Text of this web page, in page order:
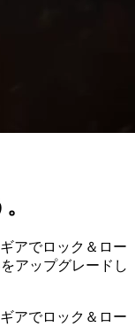
アでロック＆ロー
アップグレードし
アでロック＆ロー